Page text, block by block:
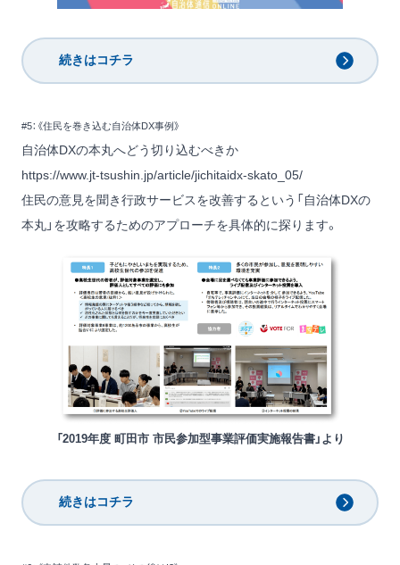
続きはコチラ
#5：《住民を巻き込む自治体DX事例》
自治体DXの本丸へどう切り込むべきか
https://www.jt-tsushin.jp/article/jichitaidx-skato_05/
住民の意見を聞き行政サービスを改善するという「自治体DXの
本丸」を攻略するためのアプローチを具体的に探ります。
「2019年度 町田市 市民参加型事業評価実施報告書」より
続きはコチラ